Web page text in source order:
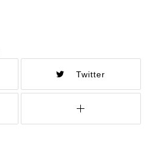
Twitter